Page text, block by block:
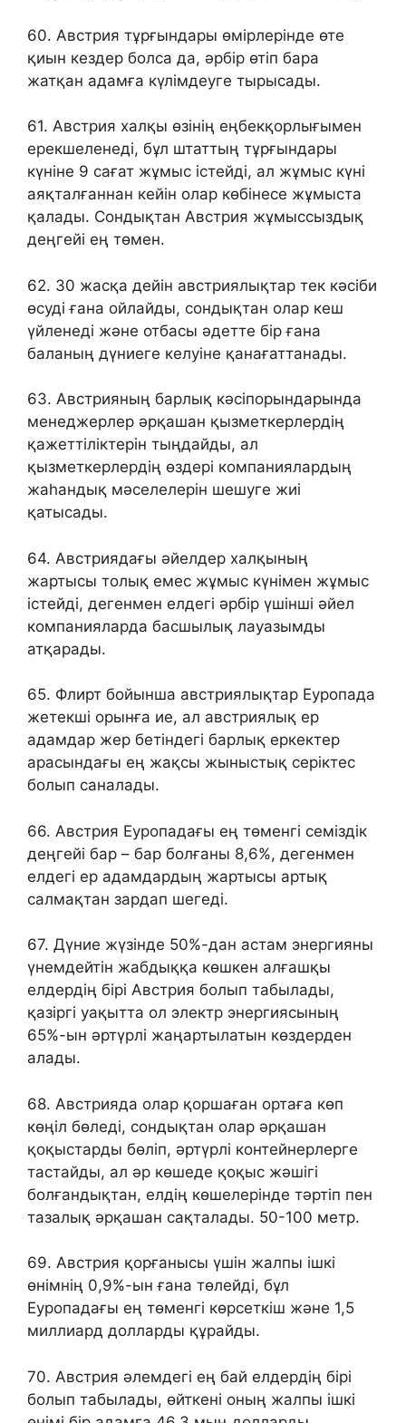
60. Австрия тұрғындары өмірлерінде өте
қиын кездер болса да, әрбір өтіп бара
жатқан адамға күлімдеуге тырысады.
61. Австрия халқы өзінің еңбекқорлығымен
ерекшеленеді, бұл штаттың тұрғындары
күніне 9 сағат жұмыс істейді, ал жұмыс күні
аяқталғаннан кейін олар көбінесе жұмыста
қалады. Сондықтан Австрия жұмыссыздық
деңгейі ең төмен.
62. 30 жасқа дейін австриялықтар тек кәсіби
өсуді ғана ойлайды, сондықтан олар кеш
үйленеді және отбасы әдетте бір ғана
баланың дүниеге келуіне қанағаттанады.
63. Австрияның барлық кәсіпорындарында
менеджерлер әрқашан қызметкерлердің
қажеттіліктерін тыңдайды, ал
қызметкерлердің өздері компаниялардың
жаһандық мәселелерін шешуге жиі
қатысады.
64. Австриядағы әйелдер халқының
жартысы толық емес жұмыс күнімен жұмыс
істейді, дегенмен елдегі әрбір үшінші әйел
компанияларда басшылық лауазымды
атқарады.
65. Флирт бойынша австриялықтар Еуропада
жетекші орынға ие, ал австриялық ер
адамдар жер бетіндегі барлық еркектер
арасындағы ең жақсы жыныстық серіктес
болып саналады.
66. Австрия Еуропадағы ең төменгі семіздік
деңгейі бар – бар болғаны 8,6%, дегенмен
елдегі ер адамдардың жартысы артық
салмақтан зардап шегеді.
67. Дүние жүзінде 50%-дан астам энергияны
үнемдейтін жабдыққа көшкен алғашқы
елдердің бірі Австрия болып табылады,
қазіргі уақытта ол электр энергиясының
65%-ын әртүрлі жаңартылатын көздерден
алады.
68. Австрияда олар қоршаған ортаға көп
көңіл бөледі, сондықтан олар әрқашан
қоқыстарды бөліп, әртүрлі контейнерлерге
тастайды, ал әр көшеде қоқыс жәшігі
болғандықтан, елдің көшелерінде тәртіп пен
тазалық әрқашан сақталады. 50-100 метр.
69. Австрия қорғанысы үшін жалпы ішкі
өнімнің 0,9%-ын ғана төлейді, бұл
Еуропадағы ең төменгі көрсеткіш және 1,5
миллиард долларды құрайды.
70. Австрия әлемдегі ең бай елдердің бірі
болып табылады, өйткені оның жалпы ішкі